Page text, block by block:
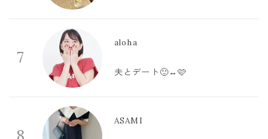
7
aloha
夫とデート🙂‍↔️🩷
ASAMI